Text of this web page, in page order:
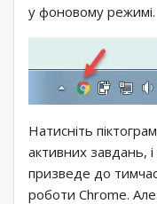
у фоновому режимі.
Натисніть
активних завдань,
призведе до
роботи Chrome.